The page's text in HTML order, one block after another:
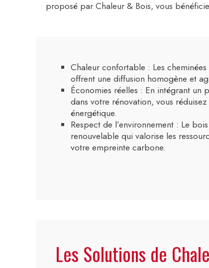
proposé par Chaleur & Bois, vous
Chaleur confortable : Les
offrent une diffusion homogène et
Économies réelles : En intégrant un
dans votre rénovation, vous
énergétique.
Respect de l’environnement : Le
renouvelable qui valorise les
votre empreinte carbone.
Les Solutions de